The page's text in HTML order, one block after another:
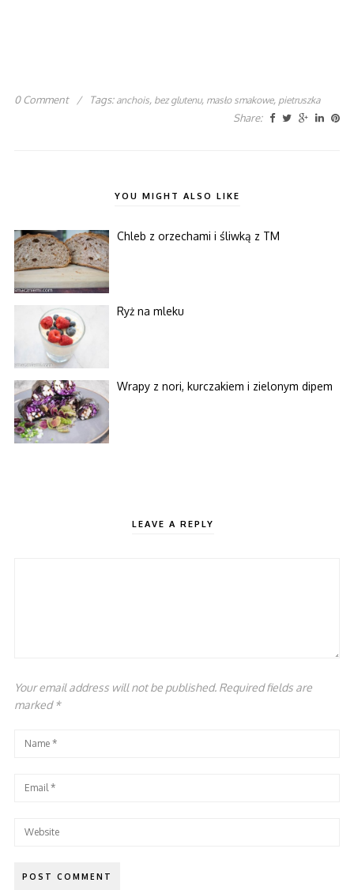
0 Comment / Tags: anchois, bez glutenu, masło smakowe, pietruszka
Share:
YOU MIGHT ALSO LIKE
Chleb z orzechami i śliwką z TM
Ryż na mleku
Wrapy z nori, kurczakiem i zielonym dipem
LEAVE A REPLY
Your email address will not be published. Required fields are
marked*